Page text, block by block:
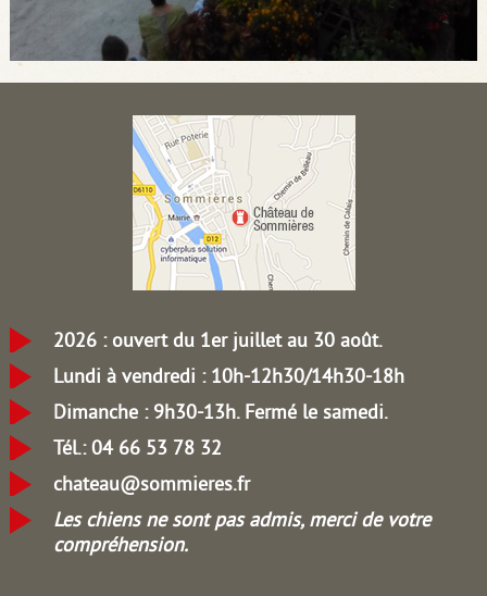
2026 : ouvert du 1er juillet au 30 août.
Lundi à vendredi : 10h-12h30/14h30-18h
Dimanche : 9h30-13h. Fermé le samedi.
Tél.: 04 66 53 78 32
chateau@sommieres.fr
Les chiens ne sont pas admis, merci de votre
compréhension.